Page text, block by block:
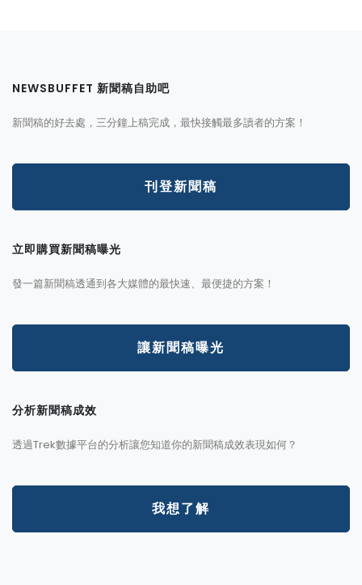
NEWSBUFFET 新聞稿自助吧
新聞稿的好去處，三分鐘上稿完成，最快接觸最多讀者的方案！
刊登新聞稿
立即購買新聞稿曝光
發一篇新聞稿透通到各大媒體的最快速、最便捷的方案！
讓新聞稿曝光
分析新聞稿成效
透過Trek數據平台的分析讓您知道你的新聞稿成效表現如何？
我想了解